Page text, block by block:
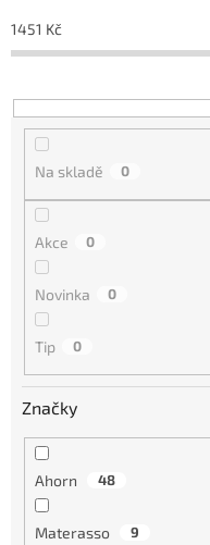
o
d
k
t
1451 Kč
Na skladě 0
Akce 0
Novinka 0
Tip 0
Značky
Ahorn 48
Materasso 9